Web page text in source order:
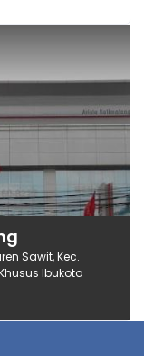
Sawit, Kec.
Ibukota